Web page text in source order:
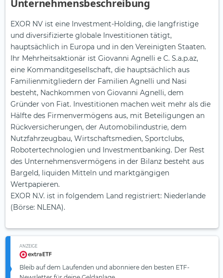
Unternehmensbeschreibung
EXOR NV ist eine Investment-Holding, die langfristige
und diversifizierte globale Investitionen tätigt,
hauptsächlich in Europa und in den Vereinigten Staaten.
Ihr Mehrheitsaktionär ist Giovanni Agnelli e C. S.a.p.az,
eine Kommanditgesellschaft, die hauptsächlich aus
Familienmitgliedern der Familien Agnelli und Nasi
besteht, Nachkommen von Giovanni Agnelli, dem
Gründer von Fiat. Investitionen machen weit mehr als die
Hälfte des Firmenvermögens aus, mit Beteiligungen an
Rückversicherungen, der Automobilindustrie, dem
Nutzfahrzeugbau, Wirtschaftsmedien, Sportclubs,
Robotertechnologien und Investmentbanking. Der Rest
des Unternehmensvermögens in der Bilanz besteht aus
Bargeld, liquiden Mitteln und marktgängigen
Wertpapieren.
EXOR N.V. ist in folgendem Land registriert: Niederlande
(Börse: NLENA).
ANZEIGE
Bleib auf dem Laufenden und abonniere den besten ETF-